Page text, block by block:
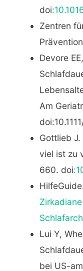
doi
Zentren
Devore
Am
Gottlieb
viel ist zu
660. doi
Lui Y,
bei US-